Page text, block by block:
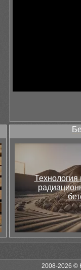
Технология
2008-2026 ©